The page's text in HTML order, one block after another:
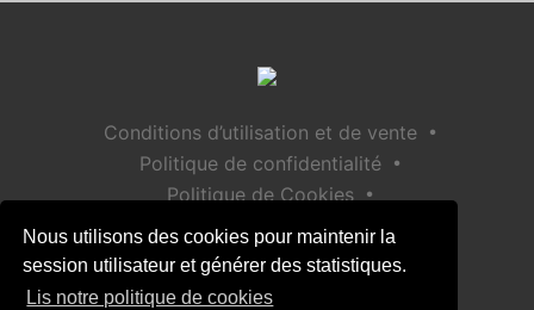
Nous utilisons des cookies pour maintenir la
session utilisateur et générer des statistiques.
Lis notre politique de cookies
Conditions d’utilisation et de vente •
Politique de confidentialité •
Politique de Cookies •
Politique de sécurité des enfants
Aide / Contact